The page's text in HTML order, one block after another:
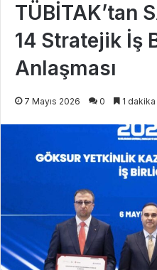
TÜBİTAK’tan
14 Stratejik İş
Anlaşması
7 Mayıs 2026 0 1